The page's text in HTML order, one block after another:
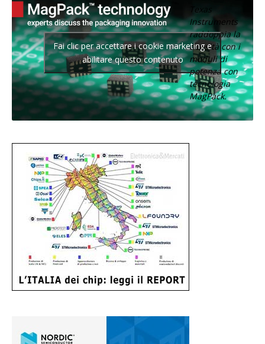
Texas
Instruments
raddoppia la
densità con i
moduli di
potenza con
tecnologia
MagPack.
Fai clic per accettare i cookie marketing e
abilitare questo contenuto